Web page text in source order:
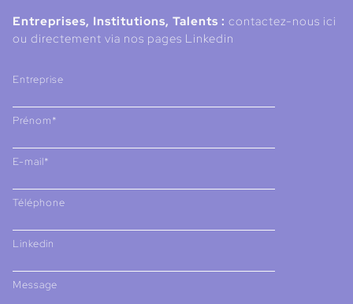
Entreprises, Institutions, Talents : contactez-nous ici
ou directement via nos pages Linkedin
Entreprise
Prénom*
E-mail*
Téléphone
Linkedin
Message